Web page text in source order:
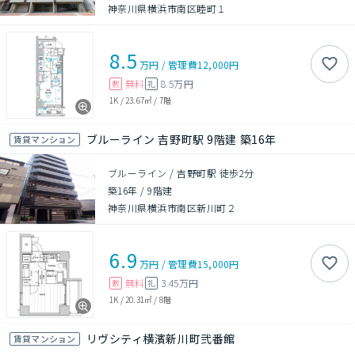
神奈川県横浜市南区睦町１
8.5 万円 /管理費12,000円
敷 無料 礼 8.5万円
1K / 23.67㎡ / 7階
賃貸マンション ブルーライン 吉野町駅 9階建 築16年
ブルーライン / 吉野町駅 徒歩2分
築16年 /9階建
神奈川県横浜市南区新川町２
6.9 万円 /管理費15,000円
敷 無料 礼 3.45万円
1K / 20.31㎡ / 8階
賃貸マンション リヴシティ横濱新川町弐番館